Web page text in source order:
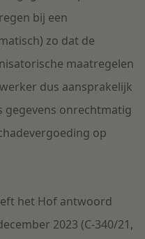
bij een
zo dat de
maatregelen
dus aansprakelijk
gegevens onrechtmatig
op
het Hof antwoord
2023 (C-340/21,